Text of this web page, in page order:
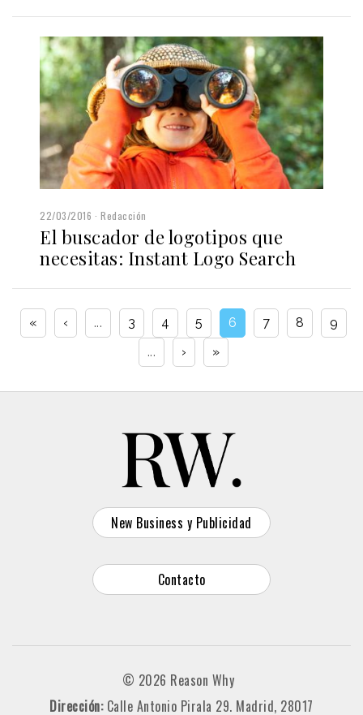
22/03/2016 Redacción
El buscador de logotipos que
necesitas: Instant Logo Search
« ‹ ... 3 4 5 6 7 8
9
...
› »
New Business y Publicidad
Contacto
© 2026 Reason Why
Dirección: Calle Antonio Pirala 29. Madrid, 28017